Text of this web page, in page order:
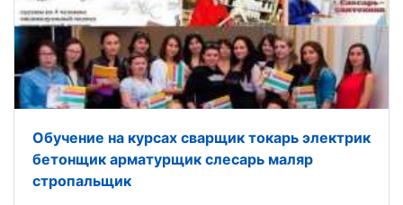
Обучение на курсах сварщик токарь электрик
бетонщик арматурщик слесарь маляр
стропальщик